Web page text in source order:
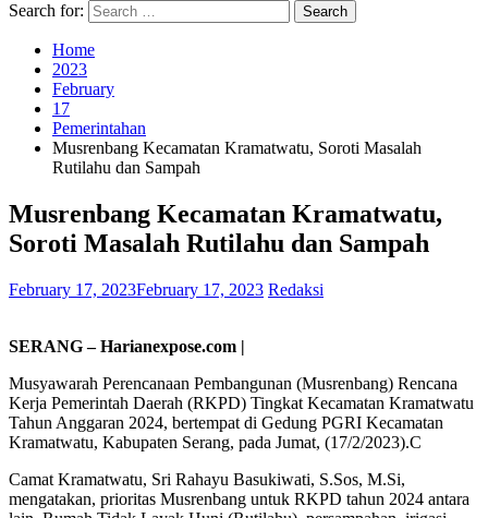
Search for:
Home
2023
February
17
Pemerintahan
Musrenbang Kecamatan Kramatwatu, Soroti Masalah
Rutilahu dan Sampah
Musrenbang Kecamatan Kramatwatu,
Soroti Masalah Rutilahu dan Sampah
February 17, 2023February 17, 2023 Redaksi
SERANG – Harianexpose.com |
Musyawarah Perencanaan Pembangunan (Musrenbang) Rencana
Kerja Pemerintah Daerah (RKPD) Tingkat Kecamatan Kramatwatu
Tahun Anggaran 2024, bertempat di Gedung PGRI Kecamatan
Kramatwatu, Kabupaten Serang, pada Jumat, (17/2/2023).C
Camat Kramatwatu, Sri Rahayu Basukiwati, S.Sos, M.Si,
mengatakan, prioritas Musrenbang untuk RKPD tahun 2024 antara